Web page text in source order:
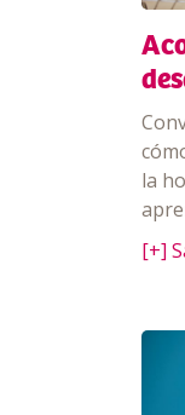
la
[+]